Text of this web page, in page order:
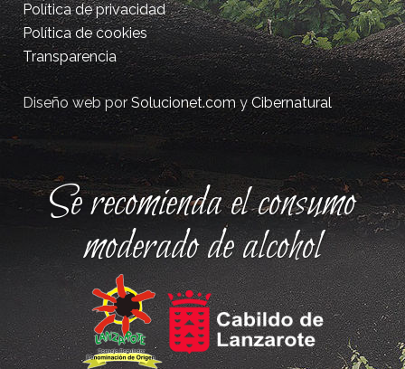
Política de privacidad
Política de cookies
Transparencia
Diseño web porSolucionet.comyCibernatural
Se recomienda el consumo
moderado de alcohol